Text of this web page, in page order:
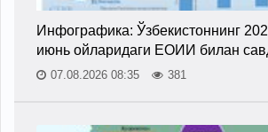
Инфографика: Ўзбекистоннинг
июнь ойларидаги ЕОИИ билан
07.08.2026 08:35 381